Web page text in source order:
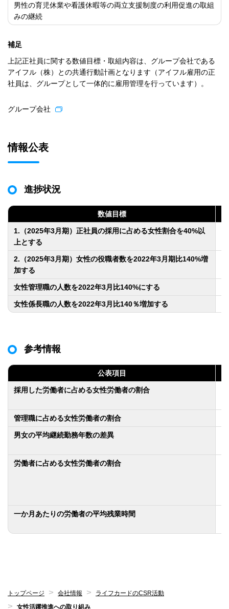
男性の育児休業や看護休暇等の両立支援制度の利用促進の取組
みの継続
補足
上記正社員に関する数値目標・取組内容は、グループ会社である
アイフル（株）との共通行動計画となります（アイフル雇用の正
社員は、グループとして一体的に雇用管理を行っています）。
グループ会社
情報公表
進捗状況
数値目標
1.（2025年3月期）正社員の採用に占める女性割合を40%以
上とする
2.（2025年3月期）女性の役職者数を2022年3月期比140%増
加する
女性管理職の人数を2022年3月比140%にする
女性係長職の人数を2022年3月比140％増加する
参考情報
公表項目
採用した労働者に占める女性労働者の割合
管理職に占める女性労働者の割合
男女の平均継続勤務年数の差異
労働者に占める女性労働者の割合
一か月あたりの労働者の平均残業時間
トップページ 会社情報
ライフカードのCSR活動
女性活躍推進への取り組み